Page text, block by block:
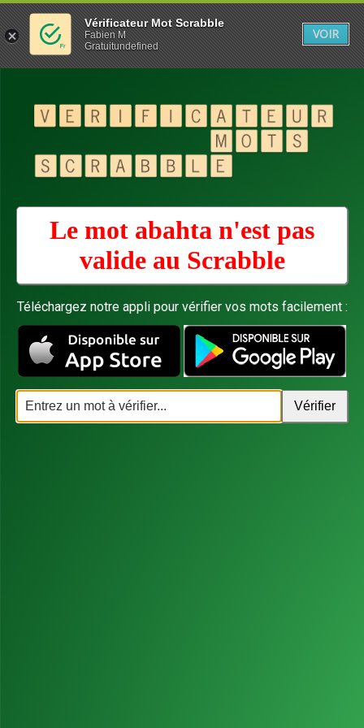
Le mot abahta n'est pas
valide au Scrabble
Téléchargez notre appli pour vérifier vos mots facilement :
Vérificateur Mot Scrabble
Fabien M
Gratuitundefined
VOIR